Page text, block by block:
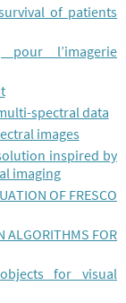
of patients
pour l’imagerie
spectral data
images
inspired by
imaging
OF FRESCO
ALGORITHMS FOR
for visual